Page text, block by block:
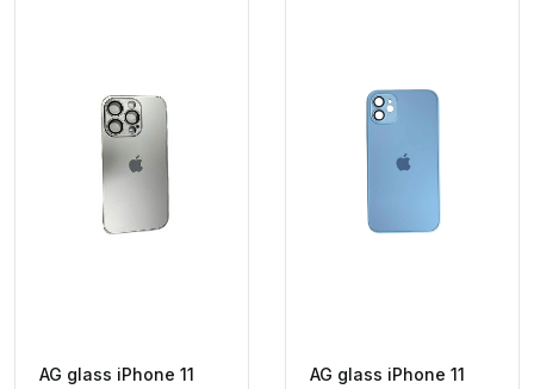
AG glass iPhone 11
AG glass iPhone 11